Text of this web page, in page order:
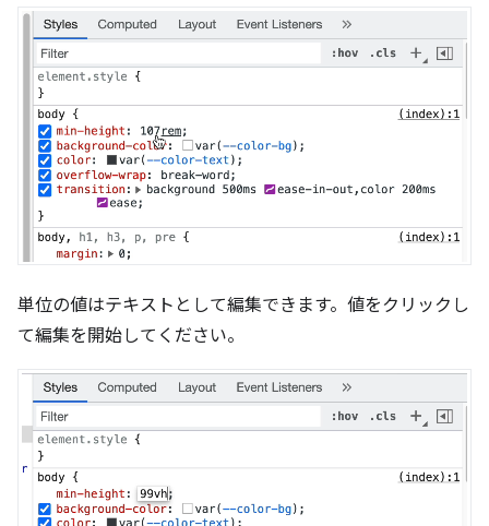
単位の値はテキストとして編集できます。値をクリックし
て編集を開始してください。